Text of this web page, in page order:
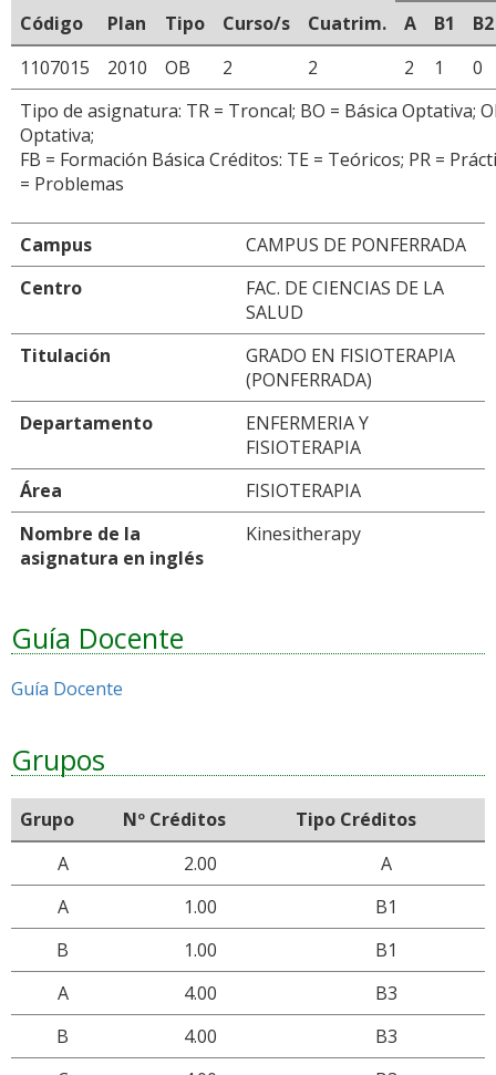
Código Plan Tipo Curso/s Cuatrim.
A
B1 B2
Tipo de asignatura: TR = Troncal; BO = Básica Optativa;
Optativa;
FB = Formación Básica Créditos: TE = Teóricos; PR =
= Problemas
1107015 2010 OB 2 2 2 1 0
Campus
CAMPUS DE PONFERRADA
Centro
FAC. DE CIENCIAS DE LA
SALUD
Titulación
GRADO EN FISIOTERAPIA
(PONFERRADA)
Departamento
ENFERMERIA Y
FISIOTERAPIA
Área
FISIOTERAPIA
Nombre de la
asignatura en inglés
Kinesitherapy
Guía Docente
Guía Docente
Grupos
Grupo Nº Créditos
Tipo Créditos
A
2.00
A
A
1.00
B1
B
1.00
B1
A
4.00
B3
B
4.00
B3